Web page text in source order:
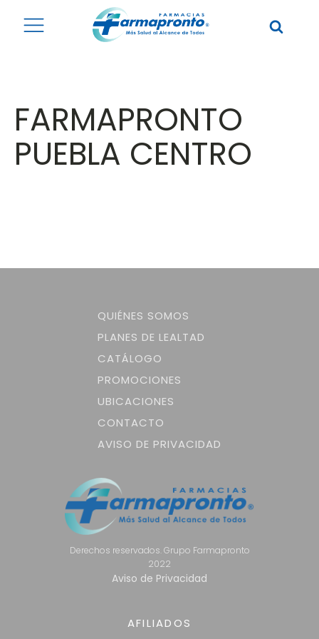
FARMAPRONTO
PUEBLA CENTRO
QUIÉNES SOMOS
PLANES DE LEALTAD
CATÁLOGO
PROMOCIONES
UBICACIONES
CONTACTO
AVISO DE PRIVACIDAD
Derechos reservados. Grupo Farmapronto
2022
Aviso de Privacidad
AFILIADOS